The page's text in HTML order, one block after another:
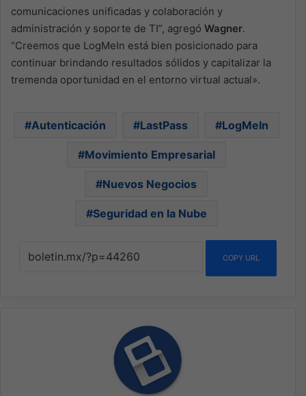
comunicaciones unificadas y colaboración y
administración y soporte de TI”, agregó Wagner.
“Creemos que LogMeIn está bien posicionado para
continuar brindando resultados sólidos y capitalizar la
tremenda oportunidad en el entorno virtual actual».
Autenticación LastPass LogMeIn
Movimiento Empresarial
Nuevos Negocios
Seguridad en la Nube
COPY URL